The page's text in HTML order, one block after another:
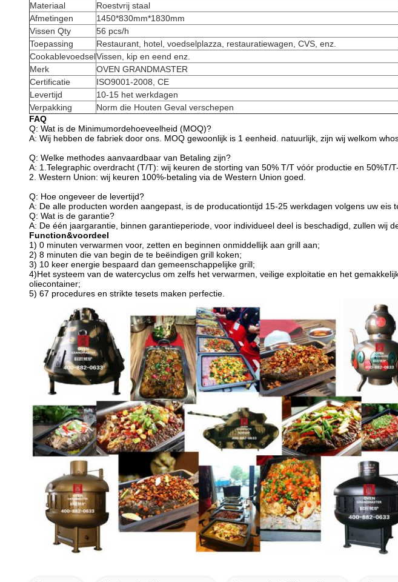
Materiaal
Roestvrij staal
Afmetingen
1450*830mm*1830mm
Vissen Qty
56 pcs/h
Toepassing
Restaurant, hotel, voedselplazza, restauratiewagen, CVS, enz.
CookablevoedselVissen, kip en eend enz.
Merk
OVEN GRANDMASTER
Certificatie
ISO9001-2008, CE
Levertijd
10-15 het werkdagen
Verpakking
Norm die Houten Geval verschepen
FAQ
Q: Wat is de Minimumordehoeveelheid (MOQ)?
A: Wij hebben de fabriek door ons. MOQ gewoonlijk is 1 eenheid. natuurlijk, zijn wij welkom
Q: Welke methodes aanvaardbaar van Betaling zijn?
A: 1.Telegraphic overdracht (T/T): wij keuren de storting van 50% T/T vóór productie en 50%T/
2. Western Union: wij keuren 100%-betaling via de Western Union goed.
Q: Hoe ongeveer de levertijd?
A: De alle producten worden aangepast, is de producationtijd 15-25 werkdagen volgens uw eis
Q: Wat is de garantie?
A: De één jaargarantie, binnen garantieperiode, voor individueel deel is beschadigd, zullen wij
Function&voordeel
1) 0 minuten verwarmen voor, zetten en beginnen onmiddellijk aan grill aan;
2) 8 minuten die van begin de te beëindigen grill koken;
3) 10 keer energie bespaard dan gemeenschappelijke grill;
4)Het systeem van de watercyclus om zelfs het verwarmen, veilige exploitatie en het
oliecontainer;
5) 67 procedures en strikte tesets maken perfectie.